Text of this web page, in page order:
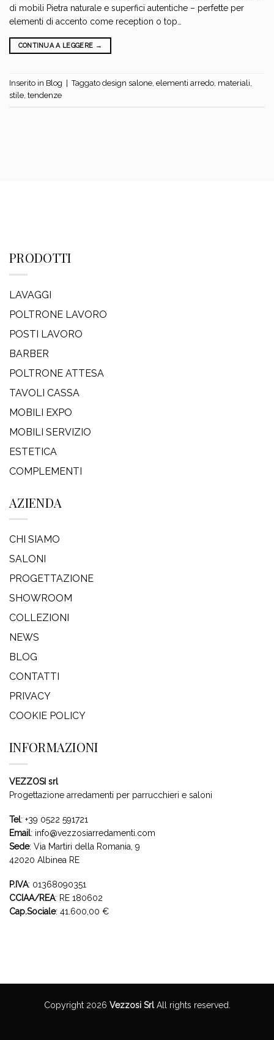
di mobili Pietra naturale e superfici autentiche – perfette per
elementi di accento come reception o top…
CONTINUA A LEGGERE →
Inserito in Blog Taggato design salone, elementi arredo, materiali,
stile, tendenze
PRODOTTI
LAVAGGI
POLTRONE LAVORO
POSTI LAVORO
BARBER
POLTRONE ATTESA
TAVOLI CASSA
MOBILI EXPO
MOBILI SERVIZIO
ESTETICA
COMPLEMENTI
AZIENDA
CHI SIAMO
SALONI
PROGETTAZIONE
SHOWROOM
COLLEZIONI
NEWS
BLOG
CONTATTI
PRIVACY
COOKIE POLICY
INFORMAZIONI
VEZZOSI srl
Progettazione arredamenti per parrucchieri e saloni
Tel: +39 0522 591721
Email: info@vezzosiarredamenti.com
Sede: Via Martiri della Romania, 9
42020 Albinea RE
P.IVA: 01368090351
CCIAA/REA: RE 180602
Cap.Sociale: 41.600,00 €
Copyright 2026 Vezzosi SrlAll rights reserved.